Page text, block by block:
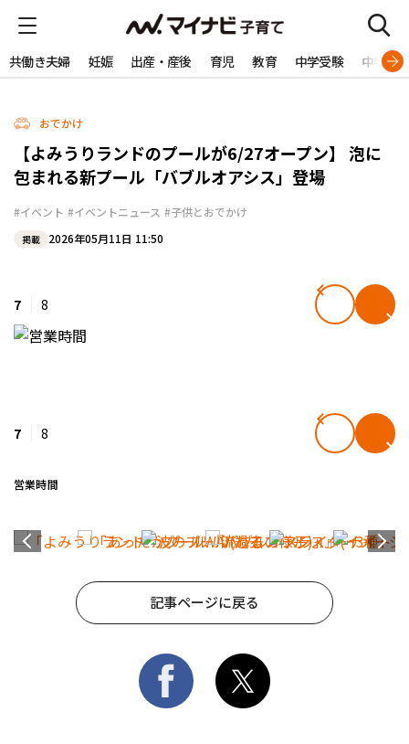
共働き夫婦 妊娠 出産・産後 育児 教育 中学受験 中学生
おでかけ
【よみうりランドのプールが6/27オープン】 泡に
包まれる新プール「バブルオアシス」登場
#イベント #イベントニュース #子供とおでかけ
掲載 2026年05月11日 11:50
7 8
7 8
営業時間
記事ページに戻る